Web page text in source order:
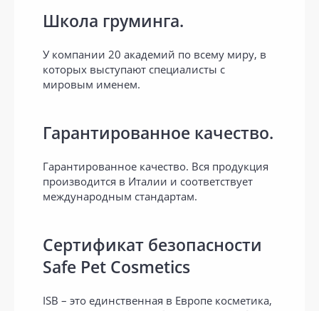
Школа груминга.
У компании 20 академий по всему миру, в
которых выступают специалисты с
мировым именем.
Гарантированное качество.
Гарантированное качество. Вся продукция
производится в Италии и соответствует
международным стандартам.
Сертификат безопасности
Safe Pet Cosmetics
ISB – это единственная в Европе косметика,